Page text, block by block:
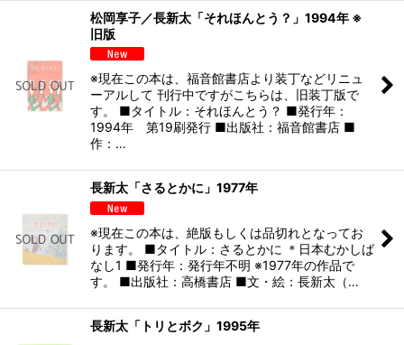
松岡享子／長新太「それほんとう？」1994年 ※
旧版
※現在この本は、福音館書店より装丁などリニュ
ーアルして 刊行中ですがこちらは、旧装丁版で
す。 ■タイトル：それほんとう？ ■発行年：
1994年 第19刷発行 ■出版社：福音館書店 ■
作：…
長新太「さるとかに」1977年
※現在この本は、絶版もしくは品切れとなってお
ります。 ■タイトル：さるとかに ＊日本むかしば
なし1 ■発行年：発行年不明 ※1977年の作品で
す。 ■出版社：高橋書店 ■文・絵：長新太（…
長新太「トリとボク」1995年